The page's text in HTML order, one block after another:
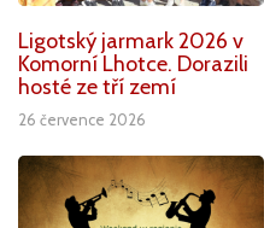
Ligotský jarmark 2026 v
Komorní Lhotce. Dorazili
hosté ze tří zemí
26 července 2026